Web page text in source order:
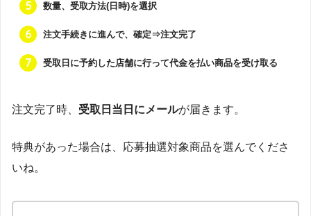
数量、受取方法(日時)を選択
注文手続きに進んで、確定⇒注文完了
受取日に予約した店舗に行って代金を払い商品を受け取る
注文完了時、 受取日当日にメールが届きます。
特典があった場合は、応募抽選対象商品を選んでくださ
いね。